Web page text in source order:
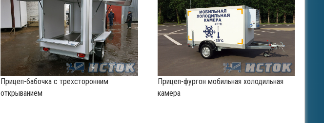
Прицеп-бабочка с трехсторонним
открыванием
Прицеп-фургон мобильная холодильная
камера